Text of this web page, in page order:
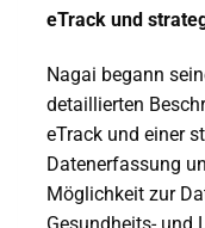
eTrack und
Nagai begann
detaillierten
eTrack und einer
Datenerfassung
Möglichkeit zur